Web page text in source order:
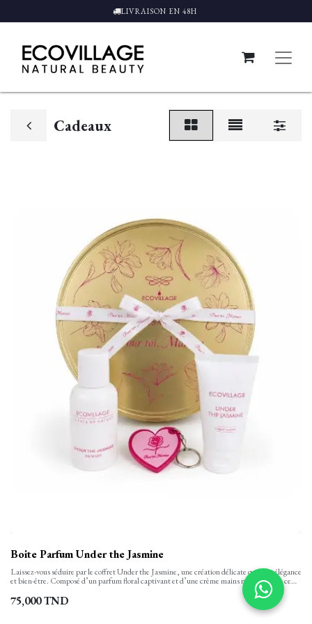
LIVRAISON EN 48H
Cadeaux
Boite Parfum Under the Jasmine
Laissez-vous séduire par le coffret Under the Jasmine, une création délicate qui allie élégance
et bien-être. Composé d’un parfum floral captivant et d’une crème mains nourrissante, ce
duo raffiné enveloppe la peau d’un sillage doux et féminin tout en apportant une touche de
soin au quotidien. Une attention raffinée à partager ou à s’accorder, pour savourer un
véritable moment de douceur et d’élégance.
75,000TND